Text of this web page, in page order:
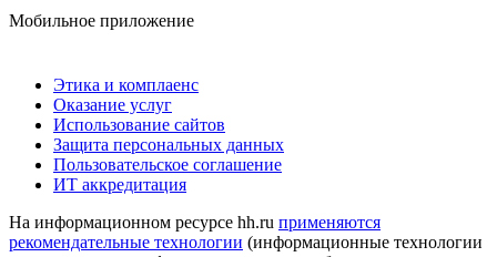
Мобильное приложение
Этика и комплаенс
Оказание услуг
Использование сайтов
Защита персональных данных
Пользовательское соглашение
ИТ аккредитация
На информационном ресурсе hh.ru применяются
рекомендательные технологии (информационные технологии